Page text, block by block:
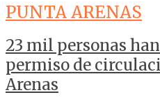
PUNTA ARENAS
23 mil personas
permiso de
Arenas